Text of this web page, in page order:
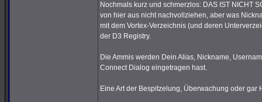
Nochmals kurz und schmerzlos: DAS IST NICHT
von hier aus nicht nachvollziehen, aber was
mit dem Vortex-Verzeichnis (und deren
der D3 Registry.
Die Ammis werden Dein Alias, Nickname,
Connect Dialog eingetragen hast.
Eine Art der Bespitzelung, Überwachung oder